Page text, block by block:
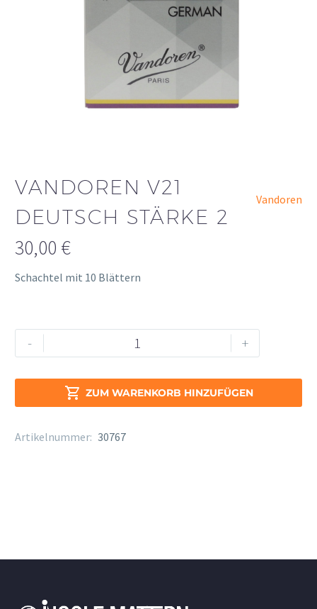
VANDOREN V21
DEUTSCH STÄRKE 2
Vandoren
30,00 €
Schachtel mit 10 Blättern
-
Vandoren
V21
2
+
 ZUM WARENKORB HINZUFÜGEN
Alternative:
Artikelnummer: 30767